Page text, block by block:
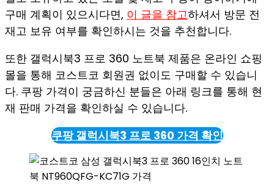
구매 계획이 있으시다면, 이 글을 참고하셔서 방문 전
재고 보유 여부를 확인하시는 것을 추천합니다.
또한 갤럭시북3 프로 360 노트북 제품은 온라인 쇼핑
몰을 통해 코스트코 회원권 없이도 구매할 수 있습니
다. 쿠팡 가격이 궁금하신 분들은 아래 링크를 통해 현
재 판매 가격을 확인하실 수 있습니다.
쿠팡 갤럭시북3 프로 360 가격 확인